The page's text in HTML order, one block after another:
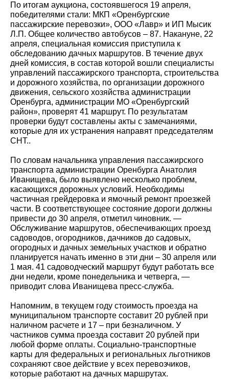
По итогам аукциона, состоявшегося 19 апреля,
победителями стали: МКП «Оренбургские
пассажирские перевозки», ООО «Лавр» и ИП Мысик
Л.П. Общее количество автобусов – 87. Накануне, 22
апреля, специальная комиссия приступила к
обследованию дачных маршрутов. В течение двух
дней комиссия, в состав которой вошли специалисты
управлений пассажирского транспорта, строительства
и дорожного хозяйства, по организации дорожного
движения, сельского хозяйства администрации
Оренбурга, администрации МО «Оренбургский
район», проверят 41 маршрут. По результатам
проверки будут составлены акты с замечаниями,
которые для их устранения направят председателям
СНТ..
По словам начальника управления пассажирского
транспорта администрации Оренбурга Анатолия
Иванищева, было выявлено несколько проблем,
касающихся дорожных условий. Необходимы
частичная грейдеровка и ямочный ремонт проезжей
части. В соответствующее состояние дороги должны
привести до 30 апреля, отметил чиновник. —
Обслуживание маршрутов, обеспечивающих проезд
садоводов, огородников, дачников до садовых,
огородных и дачных земельных участков и обратно
планируется начать именно в эти дни – 30 апреля или
1 мая. 41 садоводческий маршрут будут работать все
дни недели, кроме понедельника и четверга, —
приводит слова Иванищева пресс-служба.
Напомним, в текущем году стоимость проезда на
муниципальном транспорте составит 20 рублей при
наличном расчете и 17 – при безналичном. У
частников сумма проезда составит 20 рублей при
любой форме оплаты. Социально-транспортные
карты для федеральных и региональных льготников
сохраняют свое действие у всех перевозчиков,
которые работают на дачных маршрутах.